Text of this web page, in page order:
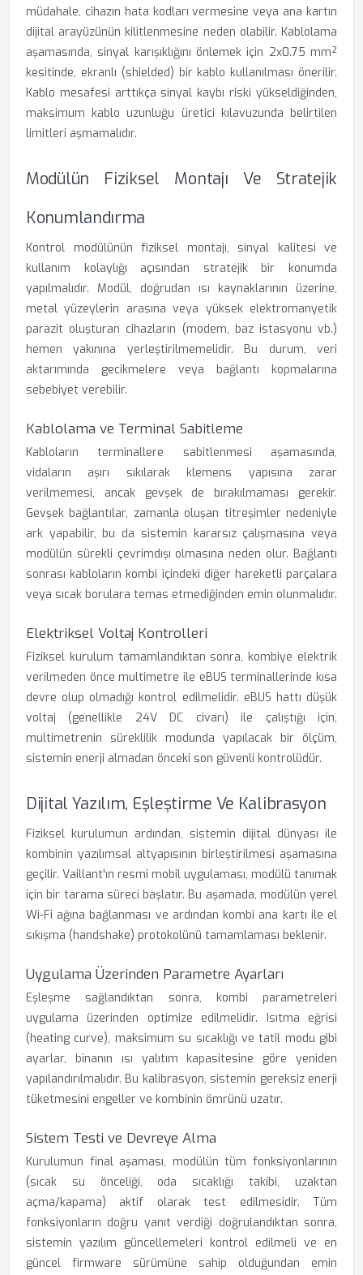
müdahale, cihazın hata kodları vermesine veya ana kartın
dijital arayüzünün kilitlenmesine neden olabilir. Kablolama
aşamasında, sinyal karışıklığını önlemek için 2x0.75 mm²
kesitinde, ekranlı (shielded) bir kablo kullanılması önerilir.
Kablo mesafesi arttıkça sinyal kaybı riski yükseldiğinden,
maksimum kablo uzunluğu üretici kılavuzunda belirtilen
limitleri aşmamalıdır.
Modülün Fiziksel Montajı Ve Stratejik
Konumlandırma
Kontrol modülünün fiziksel montajı, sinyal kalitesi ve
kullanım kolaylığı açısından stratejik bir konumda
yapılmalıdır. Modül, doğrudan ısı kaynaklarının üzerine,
metal yüzeylerin arasına veya yüksek elektromanyetik
parazit oluşturan cihazların (modem, baz istasyonu vb.)
hemen yakınına yerleştirilmemelidir. Bu durum, veri
aktarımında gecikmelere veya bağlantı kopmalarına
sebebiyet verebilir.
Kablolama ve Terminal Sabitleme
Kabloların terminallere sabitlenmesi aşamasında,
vidaların aşırı sıkılarak klemens yapısına zarar
verilmemesi, ancak gevşek de bırakılmaması gerekir.
Gevşek bağlantılar, zamanla oluşan titreşimler nedeniyle
ark yapabilir, bu da sistemin kararsız çalışmasına veya
modülün sürekli çevrimdışı olmasına neden olur. Bağlantı
sonrası kabloların kombi içindeki diğer hareketli parçalara
veya sıcak borulara temas etmediğinden emin olunmalıdır.
Elektriksel Voltaj Kontrolleri
Fiziksel kurulum tamamlandıktan sonra, kombiye elektrik
verilmeden önce multimetre ile eBUS terminallerinde kısa
devre olup olmadığı kontrol edilmelidir. eBUS hattı düşük
voltaj (genellikle 24V DC civarı) ile çalıştığı için,
multimetrenin süreklilik modunda yapılacak bir ölçüm,
sistemin enerji almadan önceki son güvenli kontrolüdür.
Dijital Yazılım, Eşleştirme Ve Kalibrasyon
Fiziksel kurulumun ardından, sistemin dijital dünyası ile
kombinin yazılımsal altyapısının birleştirilmesi aşamasına
geçilir. Vaillant'ın resmi mobil uygulaması, modülü tanımak
için bir tarama süreci başlatır. Bu aşamada, modülün yerel
Wi-Fi ağına bağlanması ve ardından kombi ana kartı ile el
sıkışma (handshake) protokolünü tamamlaması beklenir.
Uygulama Üzerinden Parametre Ayarları
Eşleşme sağlandıktan sonra, kombi parametreleri
uygulama üzerinden optimize edilmelidir. Isıtma eğrisi
(heating curve), maksimum su sıcaklığı ve tatil modu gibi
ayarlar, binanın ısı yalıtım kapasitesine göre yeniden
yapılandırılmalıdır. Bu kalibrasyon, sistemin gereksiz enerji
tüketmesini engeller ve kombinin ömrünü uzatır.
Sistem Testi ve Devreye Alma
Kurulumun final aşaması, modülün tüm fonksiyonlarının
(sıcak su önceliği, oda sıcaklığı takibi, uzaktan
açma/kapama) aktif olarak test edilmesidir. Tüm
fonksiyonların doğru yanıt verdiği doğrulandıktan sonra,
sistemin yazılım güncellemeleri kontrol edilmeli ve en
güncel firmware sürümüne sahip olduğundan emin